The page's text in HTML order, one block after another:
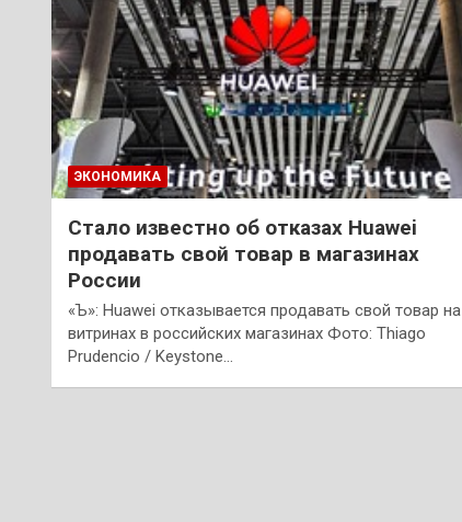
ЭКОНОМИКА
Стало известно об отказах Huawei
продавать свой товар в магазинах
России
«Ъ»: Huawei отказывается продавать свой товар на
витринах в российских магазинах Фото: Thiago
Prudencio / Keystone…